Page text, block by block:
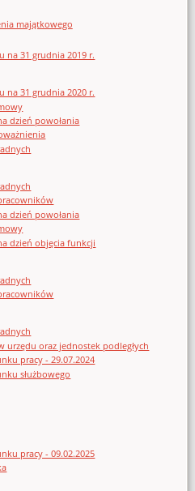
majątkowego
na 31 grudnia 2019 r.
na 31 grudnia 2020 r.
dzień powołania
dzień powołania
dzień objęcia funkcji
urzędu oraz jednostek podległych
pracy - 29.07.2024
służbowego
pracy - 09.02.2025